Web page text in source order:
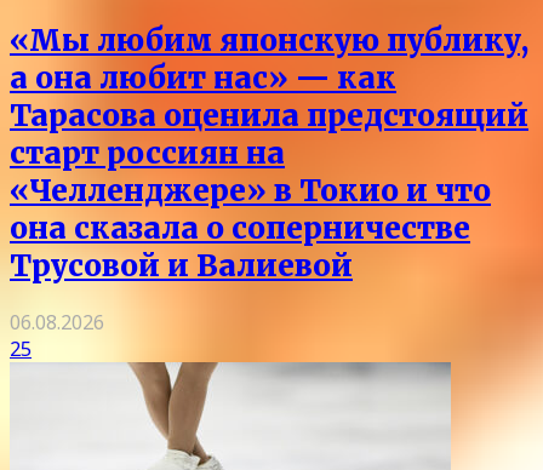
«Мы любим японскую публику,
а она любит нас» — как
Тарасова оценила предстоящий
старт россиян на
«Челленджере» в Токио и что
она сказала о соперничестве
Трусовой и Валиевой
06.08.2026
25